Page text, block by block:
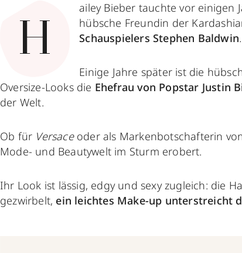
H
ailey Bieber tauchte vor einigen
hübsche Freundin der
Schauspielers Stephen Baldwin.
Einige Jahre später ist die
Oversize-Looks die Ehefrau von Popstar Justin
der Welt.
Ob für Versaceoder als Markenbotschafterin
Mode- und Beautywelt im Sturm erobert.
Ihr Look ist lässig, edgy und sexy zugleich: die
gezwirbelt, ein leichtes Make-up unterstreicht